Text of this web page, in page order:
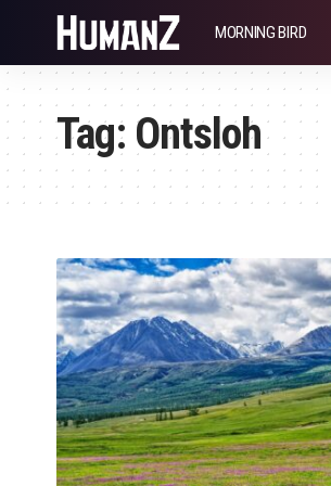
MORNING BIRD
Tag: Ontsloh